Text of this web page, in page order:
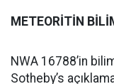
METEORİTİN
NWA 16788’in
Sotheby’s